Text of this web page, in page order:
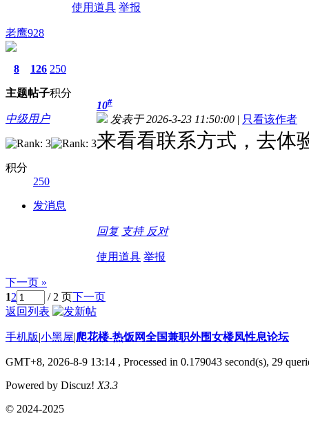
使用道具 举报
老鹰928
8
主题
126
帖子
250
积分
中级用户
积分
250
发消息
10#
发表于 2026-3-23 11:50:00 | 只看该作者
来看看联系方式，去体
回复 支持 反对
使用道具 举报
下一页 »
12 / 2 页下一页
返回列表
手机版|小黑屋|爬花楼-热饭网全国兼职外围女楼凤性息论坛
GMT+8, 2026-8-9 13:14 , Processed in 0.179043 second(s), 29
Powered by Discuz! X3.3
© 2024-2025